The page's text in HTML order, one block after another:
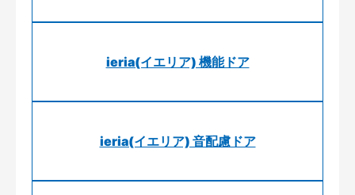
ieria(イエリア) 機能ドア
ieria(イエリア) 音配慮ドア